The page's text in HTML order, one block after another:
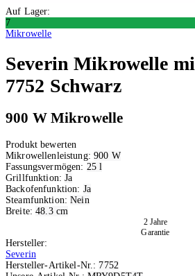
Auf Lager:
7
Mikrowelle
Severin Mikrowelle
7752 Schwarz
900 W Mikrowelle
Produkt bewerten
Mikrowellenleistung: 900 W
Fassungsvermögen: 25 l
Grillfunktion:Ja
Backofenfunktion: Ja
Steamfunktion:Nein
Breite:48.3 cm
2 Jahre
Garantie
Hersteller:
Severin
Hersteller-Artikel-Nr.: 7752